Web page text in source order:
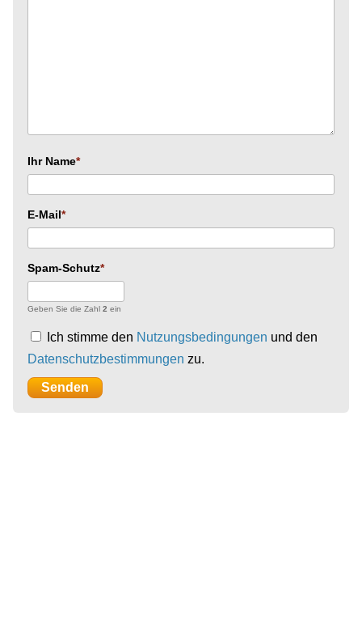
Ihr Name
E-Mail
Spam-Schutz
Geben Sie die Zahl 2 ein
Ich stimme den Nutzungsbedingungen und den
Datenschutzbestimmungen zu.